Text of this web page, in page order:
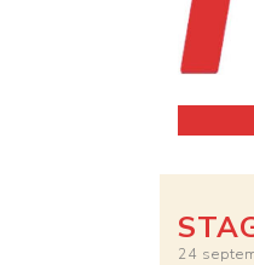
La force
24